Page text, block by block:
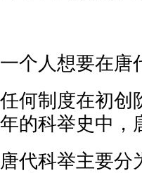
一个人想要在唐
任何制度在初创
年的科举史中，
唐代科举主要分